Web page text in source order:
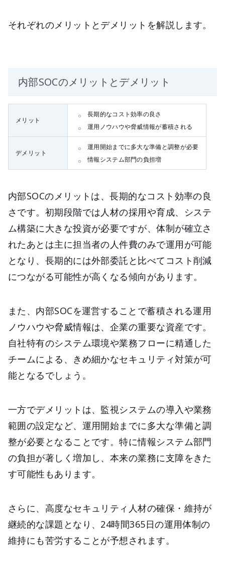
それぞれのメリットとデメリットを解説します。
内部SOCのメリットとデメリット
メリット
長期的なコスト効率の良さ
運用ノウハウや脅威情報が蓄積される
デメリット
運用開始までに多大な準備と調整が必要
情報システム部門の負担増
内部SOCのメリットは、長期的なコスト効率の良
さです。初期段階では人材の採用や育成、システ
ム構築に大きな投資が必要ですが、体制が確立さ
れたあとは主に担当者の人件費のみで運用が可能
となり、長期的には外部委託と比べてコスト削減
につながる可能性が高くなる傾向があります。
また、内部SOCを運営することで蓄積される運用
ノウハウや脅威情報は、企業の重要な資産です。
自社特有のシステム環境や業務フローに精通した
チームによる、きめ細かなセキュリティ対策が可
能となるでしょう。
一方でデメリットは、監視システムの導入や業務
範囲の設定など、運用開始までに多大な準備と調
整が必要となることです。特に情報システム部門
の負担が著しく増加し、本来の業務に支障をきた
す可能性もあります。
さらに、高度なセキュリティ人材の確保・維持が
継続的な課題となり、24時間365日の運用体制の
維持にも苦労することが予想されます。